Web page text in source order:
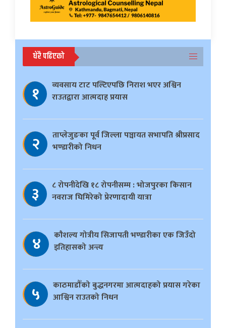
धेरै पढिएको
१
व्यवसाय टाट पल्टिएपछि निराश भएर अश्विन
राउतद्वारा आत्मदाह प्रयास
२
ताप्लेजुङका पूर्व जिल्ला पञ्चायत सभापति श्रीप्रसाद
भण्डारीको निधन
३
८ रोपनीदेखि १८ रोपनीसम्म : भोजपुरका किसान
नवराज घिमिरेको प्रेरणादायी यात्रा
४
काैशल्य गोत्रीय सिजापती भण्डारीका एक जिउँदो
इतिहासको अन्त्य
५
काठमाडौँको बुद्धनगरमा आत्मदाहको प्रयास गरेका
आश्विन राउतको निधन